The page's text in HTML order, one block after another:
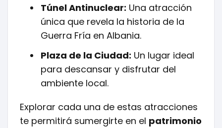
Túnel Antinuclear: Una atracción
única que revela la historia de la
Guerra Fría en Albania.
Plaza de la Ciudad: Un lugar ideal
para descansar y disfrutar del
ambiente local.
Explorar cada una de estas atracciones
te permitirá sumergirte en el patrimonio